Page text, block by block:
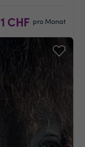
1 CHF pro Monat